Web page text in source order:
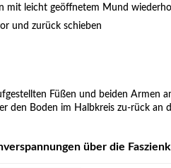
mit leicht geöffnetem Mund
und zurück schieben
Füßen und beiden Armen
den Boden im Halbkreis zu-rück an
über die